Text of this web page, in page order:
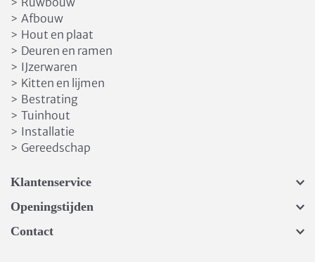
> Afbouw
> Hout en plaat
> Deuren en ramen
> IJzerwaren
> Kitten en lijmen
> Bestrating
> Tuinhout
> Installatie
> Gereedschap
Klantenservice
Openingstijden
Contact